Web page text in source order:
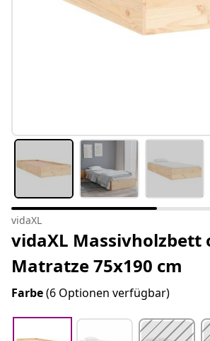
vidaXL
vidaXL Massivholzbett
Matratze 75x190 cm
Farbe(6 Optionen verfügbar)